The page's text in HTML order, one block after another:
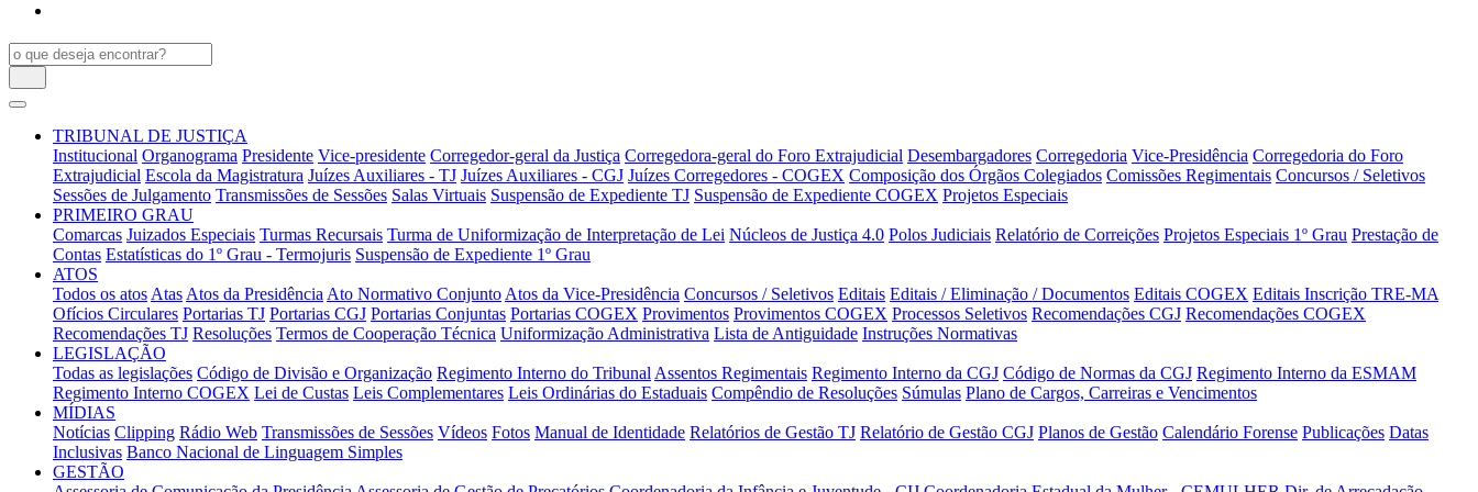
TRIBUNAL DE JUSTIÇA
Institucional Organograma Presidente Vice-presidente Corregedor-geral da Justiça Corregedora-geral do Foro Extrajudicial Desembargadores Corregedoria Vice-Presidência Corregedoria do Foro
Extrajudicial Escola da Magistratura Juízes Auxiliares - TJ Juízes Auxiliares - CGJ Juízes Corregedores - COGEX Composição dos Órgãos Colegiados Comissões Regimentais Concursos / Seletivos
Sessões de Julgamento Transmissões de Sessões Salas Virtuais Suspensão de Expediente TJ Suspensão de Expediente COGEX Projetos Especiais
PRIMEIRO GRAU
Comarcas Juizados Especiais Turmas Recursais Turma de Uniformização de Interpretação de Lei Núcleos de Justiça 4.0 Polos Judiciais Relatório de Correições Projetos Especiais 1º Grau Prestação de
Contas Estatísticas do 1º Grau - Termojuris Suspensão de Expediente 1º Grau
ATOS
Todos os atos Atas Atos da Presidência Ato Normativo Conjunto Atos da Vice-Presidência Concursos / Seletivos Editais Editais / Eliminação / Documentos Editais COGEX Editais Inscrição TRE-MA
Ofícios Circulares Portarias TJ Portarias CGJ Portarias Conjuntas Portarias COGEX Provimentos Provimentos COGEX Processos Seletivos Recomendações CGJ Recomendações COGEX
Recomendações TJ Resoluções Termos de Cooperação Técnica Uniformização Administrativa Lista de Antiguidade Instruções Normativas
LEGISLAÇÃO
Todas as legislações Código de Divisão e Organização Regimento Interno do Tribunal Assentos Regimentais Regimento Interno da CGJ Código de Normas da CGJ Regimento Interno da ESMAM
Regimento Interno COGEX Lei de Custas Leis Complementares Leis Ordinárias do Estaduais Compêndio de Resoluções Súmulas Plano de Cargos, Carreiras e Vencimentos
MÍDIAS
Notícias Clipping Rádio Web Transmissões de Sessões Vídeos Fotos Manual de Identidade Relatórios de Gestão TJ Relatório de Gestão CGJ Planos de Gestão Calendário Forense Publicações Datas
Inclusivas Banco Nacional de Linguagem Simples
GESTÃO